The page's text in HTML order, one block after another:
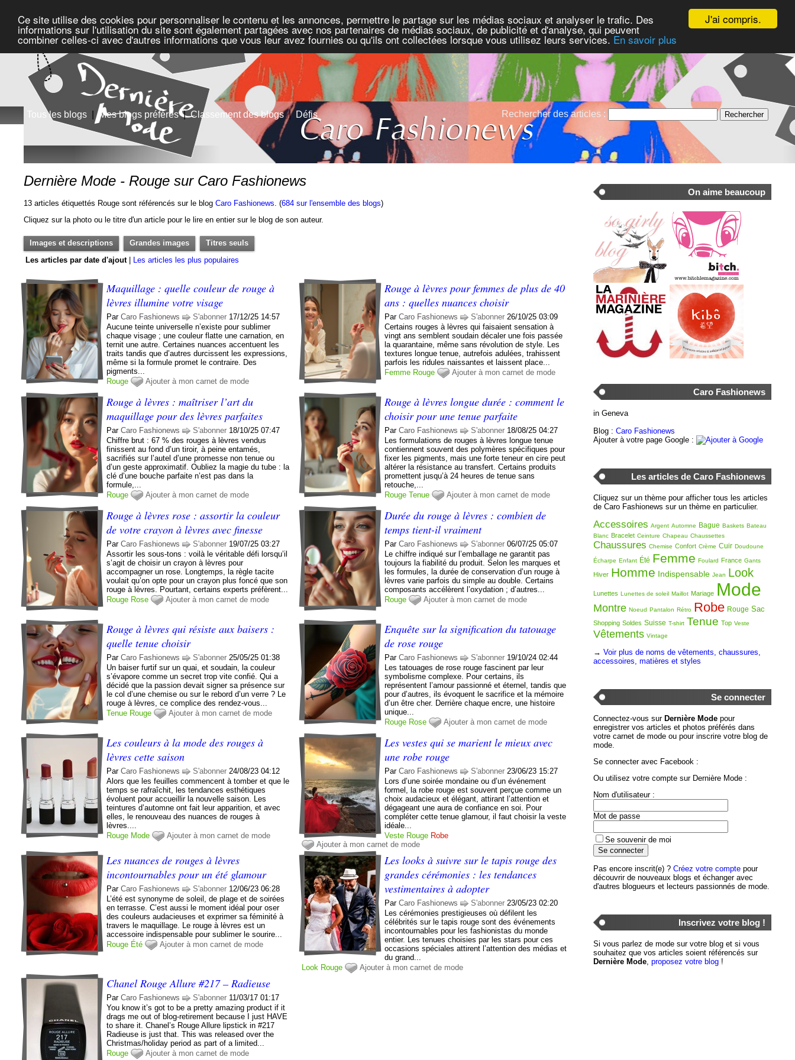
J'ai compris.
Ce site utilise des cookies pour personnaliser le contenu et les annonces, permettre le partage sur les médias sociaux et analyser le trafic. Des
informations sur l'utilisation du site sont également partagées avec nos partenaires de médias sociaux, de publicité et d'analyse, qui peuvent
combiner celles-ci avec d'autres informations que vous leur avez fournies ou qu'ils ont collectées lorsque vous utilisez leurs services. En savoir plus
Tous les blogs | Mes blogs préférés|Classement des blogs| Défis Rechercher des articles :
Dernière Mode - Rouge sur Caro Fashionews
13 articles étiquettés Rouge sont référencés sur le blogCaro Fashionews. (684 sur l'ensemble des blogs)
Cliquez sur la photo ou le titre d'un article pour le lire en entier sur le blog de son auteur.
Images et descriptions Grandes images
Titres seuls
Les articles par date d'ajout| Les articles les plus populaires
Maquillage : quelle couleur de rouge à
lèvres illumine votre visage
ParCaro Fashionews S'abonner 17/12/25 14:57
Aucune teinte universelle n’existe pour sublimer
chaque visage ; une couleur flatte une carnation, en
ternit une autre. Certaines nuances accentuent les
traits tandis que d’autres durcissent les expressions,
même si la formule promet le contraire. Des
pigments...
Rouge
Ajouter à mon carnet de mode
Rouge à lèvres pour femmes de plus de 40
ans : quelles nuances choisir
ParCaro Fashionews S'abonner 26/10/25 03:09
Certains rouges à lèvres qui faisaient sensation à
vingt ans semblent soudain décaler une fois passée
la quarantaine, même sans révolution de style. Les
textures longue tenue, autrefois adulées, trahissent
parfois les ridules naissantes et laissent place...
Femme Rouge Ajouter à mon carnet de mode
Rouge à lèvres : maîtriser l’art du
maquillage pour des lèvres parfaites
ParCaro Fashionews S'abonner 18/10/25 07:47
Chiffre brut : 67 % des rouges à lèvres vendus
finissent au fond d’un tiroir, à peine entamés,
sacrifiés sur l’autel d’une promesse non tenue ou
d’un geste approximatif. Oubliez la magie du tube : la
clé d’une bouche parfaite n’est pas dans la
formule,...
Rouge
Ajouter à mon carnet de mode
Rouge à lèvres longue durée : comment le
choisir pour une tenue parfaite
ParCaro Fashionews S'abonner 18/08/25 04:27
Les formulations de rouges à lèvres longue tenue
contiennent souvent des polymères spécifiques pour
fixer les pigments, mais une forte teneur en cire peut
altérer la résistance au transfert. Certains produits
promettent jusqu’à 24 heures de tenue sans
retouche,...
Rouge Tenue Ajouter à mon carnet de mode
Rouge à lèvres rose : assortir la couleur
de votre crayon à lèvres avec finesse
ParCaro Fashionews S'abonner 19/07/25 03:27
Assortir les sous-tons : voilà le véritable défi lorsqu’il
s’agit de choisir un crayon à lèvres pour
accompagner un rose. Longtemps, la règle tacite
voulait qu’on opte pour un crayon plus foncé que son
rouge à lèvres. Pourtant, certains experts préfèrent...
Rouge Rose Ajouter à mon carnet de mode
Durée du rouge à lèvres : combien de
temps tient-il vraiment
ParCaro Fashionews S'abonner 06/07/25 05:07
Le chiffre indiqué sur l’emballage ne garantit pas
toujours la fiabilité du produit. Selon les marques et
les formules, la durée de conservation d’un rouge à
lèvres varie parfois du simple au double. Certains
composants accélèrent l’oxydation ; d’autres...
Rouge
Ajouter à mon carnet de mode
Rouge à lèvres qui résiste aux baisers :
quelle tenue choisir
ParCaro Fashionews S'abonner 25/05/25 01:38
Un baiser furtif sur un quai, et soudain, la couleur
s’évapore comme un secret trop vite confié. Qui a
décidé que la passion devait signer sa présence sur
le col d’une chemise ou sur le rebord d’un verre ? Le
rouge à lèvres, ce complice des rendez-vous...
Tenue Rouge Ajouter à mon carnet de mode
Enquête sur la signification du tatouage
de rose rouge
ParCaro Fashionews S'abonner 19/10/24 02:44
Les tatouages de rose rouge fascinent par leur
symbolisme complexe. Pour certains, ils
représentent l’amour passionné et éternel, tandis que
pour d’autres, ils évoquent le sacrifice et la mémoire
d’un être cher. Derrière chaque encre, une histoire
unique...
Rouge Rose Ajouter à mon carnet de mode
Les couleurs à la mode des rouges à
lèvres cette saison
ParCaro Fashionews S'abonner 24/08/23 04:12
Alors que les feuilles commencent à tomber et que le
temps se rafraîchit, les tendances esthétiques
évoluent pour accueillir la nouvelle saison. Les
teintures d’automne ont fait leur apparition, et avec
elles, le renouveau des nuances de rouges à
lèvres....
Rouge Mode Ajouter à mon carnet de mode
Les vestes qui se marient le mieux avec
une robe rouge
ParCaro Fashionews S'abonner 23/06/23 15:27
Lors d’une soirée mondaine ou d’un événement
formel, la robe rouge est souvent perçue comme un
choix audacieux et élégant, attirant l’attention et
dégageant une aura de confiance en soi. Pour
compléter cette tenue glamour, il faut choisir la veste
idéale...
Veste Rouge Robe
Ajouter à mon carnet de mode
Les nuances de rouges à lèvres
incontournables pour un été glamour
ParCaro Fashionews S'abonner 12/06/23 06:28
L’été est synonyme de soleil, de plage et de soirées
en terrasse. C’est aussi le moment idéal pour oser
des couleurs audacieuses et exprimer sa féminité à
travers le maquillage. Le rouge à lèvres est un
accessoire indispensable pour sublimer le sourire...
Rouge Été Ajouter à mon carnet de mode
Les looks à suivre sur le tapis rouge des
grandes cérémonies : les tendances
vestimentaires à adopter
ParCaro Fashionews S'abonner 23/05/23 02:20
Les cérémonies prestigieuses où défilent les
célébrités sur le tapis rouge sont des événements
incontournables pour les fashionistas du monde
entier. Les tenues choisies par les stars pour ces
occasions spéciales attirent l’attention des médias et
du grand...
Look Rouge Ajouter à mon carnet de mode
Chanel Rouge Allure #217 – Radieuse
ParCaro Fashionews S'abonner 11/03/17 01:17
You know it’s got to be a pretty amazing product if it
drags me out of blog-retirement because I just HAVE
to share it. Chanel’s Rouge Allure lipstick in #217
Radieuse is just that. This was released over the
Christmas/holiday period as part of a limited...
Rouge
Ajouter à mon carnet de mode
On aime beaucoup
Caro Fashionews
in Geneva
Blog : Caro Fashionews
Ajouter à votre page Google :
Les articles de Caro Fashionews
Cliquez sur un thème pour afficher tous les articles
de Caro Fashionews sur un thème en particulier.
Accessoires Argent Automne Bague Baskets Bateau
Blanc Bracelet Ceinture Chapeau Chaussettes
Chaussures Chemise Confort Crème Cuir Doudoune
Écharpe Enfant Été Femme Foulard France Gants
Hiver Homme Indispensable Jean Look
Lunettes Lunettes de soleil Maillot Mariage Mode
Montre Noeud Pantalon Rétro Robe Rouge Sac
Shopping Soldes Suisse T-shirt Tenue Top Veste
Vêtements Vintage
→ Voir plus de noms de vêtements, chaussures,
accessoires, matières et styles
Se connecter
Connectez-vous sur Dernière Modepour
enregistrer vos articles et photos préférés dans
votre carnet de mode ou pour inscrire votre blog de
mode.
Se connecter avec Facebook :
Ou utilisez votre compte sur Dernière Mode :
Nom d'utilisateur :
Mot de passe
Se souvenir de moi
Pas encore inscrit(e) ? Créez votre comptepour
découvrir de nouveaux blogs et échanger avec
d'autres blogueurs et lecteurs passionnés de mode.
Inscrivez votre blog !
Si vous parlez de mode sur votre blog et si vous
souhaitez que vos articles soient référencés sur
Dernière Mode, proposez votre blog!